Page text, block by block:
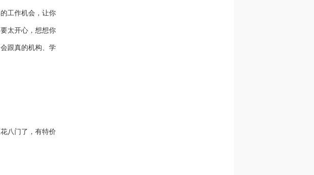
工作机会，让你
太开心，想想你
跟真的机构、学
八门了，有特价